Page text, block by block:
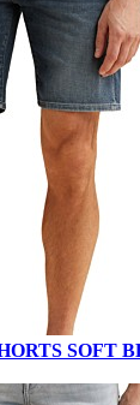
SOFT